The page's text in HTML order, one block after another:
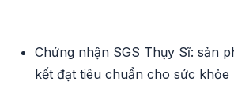
Chứng nhận SGS Thụy Sĩ: sản
kết đạt tiêu chuẩn cho sức khỏe